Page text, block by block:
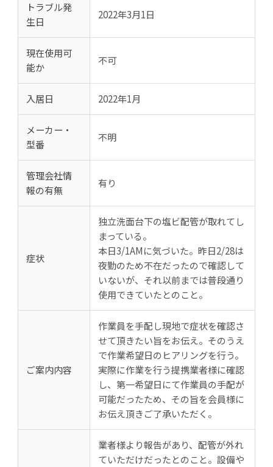
トラブル発
生日
2022年3月1日
現在使用可
能か
不可
入居日 2022年1月
メーカー・
型番
不明
管理会社情
報の有無
有り
症状
独立洗面台下の塩ビ配管が取れてし
まっている。
本日3/1AMに気づいた。昨日2/28は
夜勤のため不在だったので確認して
いないが、それ以前までは普段通り
使用できていたとのこと。
ご案内内容
作業員を手配し現地で症状を確認さ
せて頂きたい旨をお伝え。そのうえ
で作業希望日のヒアリングを行う。
実際に作業を行う提携業者様に確認
し、第一希望日にて作業員の手配が
可能だったため、その旨を会員様に
お伝え頂きご了承いただく。
業者様より報告があり、配管が外れ
ていただけだったとのこと。設備や